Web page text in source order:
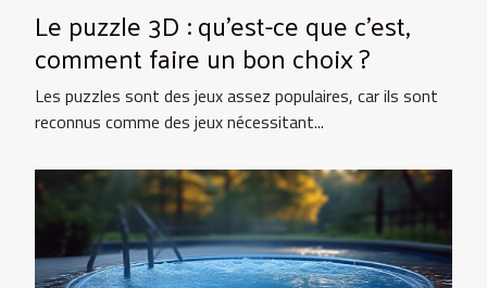
Le puzzle 3D : qu’est-ce que c’est,
comment faire un bon choix ?
Les puzzles sont des jeux assez populaires, car ils sont
reconnus comme des jeux nécessitant...